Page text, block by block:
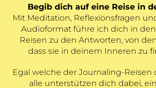
Begib dich auf eine Reise in
Mit Meditation, Reflexionsfragen
Audioformat führe ich dich in
Reisen zu den Antworten, von
dass sie in deinem Inneren zu
Egal welche der Journaling-Reisen
alle unterstützen dich dabei,